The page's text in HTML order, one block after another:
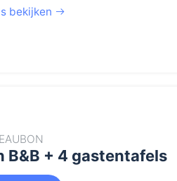
bekijken
B&B + 4 gastentafels